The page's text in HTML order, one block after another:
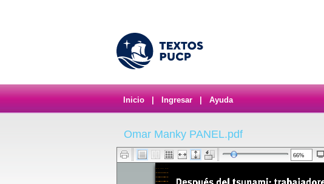
Inicio Ingresar Ayuda
Omar Manky PANEL.pdf